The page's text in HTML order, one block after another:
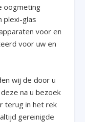
oogmeting
plexi-glas
voor en
voor uw en
wij de door u
na u bezoek
terug in het rek
gereinigde